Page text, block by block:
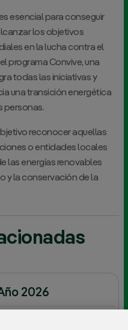
esencial para conseguir
los objetivos
en la lucha contra el
programa Convive, una
todas las iniciativas y
una transición energética
personas.
reconocer aquellas
o entidades locales
las energías renovables
y la conservación de la
2026